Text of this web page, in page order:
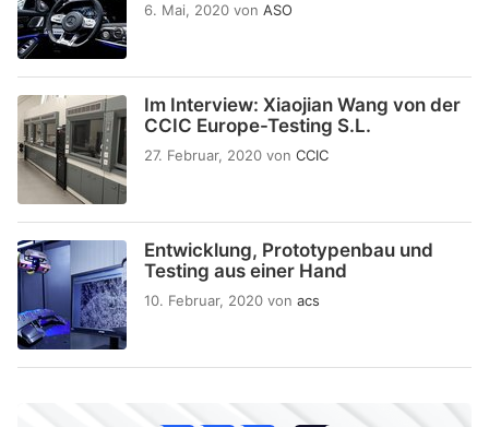
6. Mai, 2020 von ASO
Im Interview: Xiaojian Wang von der
CCIC Europe-Testing S.L.
27. Februar, 2020 von CCIC
Entwicklung, Prototypenbau und
Testing aus einer Hand
10. Februar, 2020 von acs